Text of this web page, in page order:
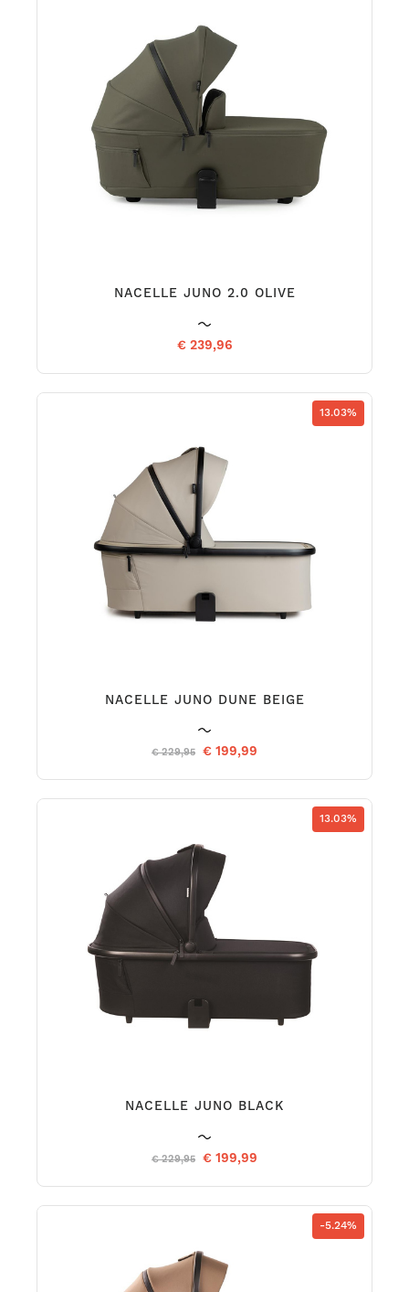
NACELLE JUNO 2.0 OLIVE
€ 239,96
13.03%
NACELLE JUNO DUNE BEIGE
€ 229,95 € 199,99
13.03%
NACELLE JUNO BLACK
€ 229,95 € 199,99
-5.24%